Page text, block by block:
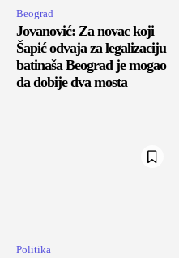
Beograd
Jovanović: Za novac koji
Šapić odvaja za legalizaciju
batinaša Beograd je mogao
da dobije dva mosta
Politika